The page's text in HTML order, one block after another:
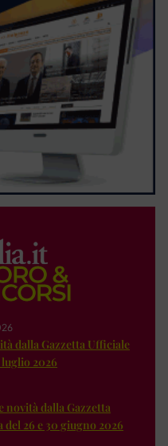
dalla Gazzetta Ufficiale
2026
novità dalla Gazzetta
26 e 30 giugno 2026